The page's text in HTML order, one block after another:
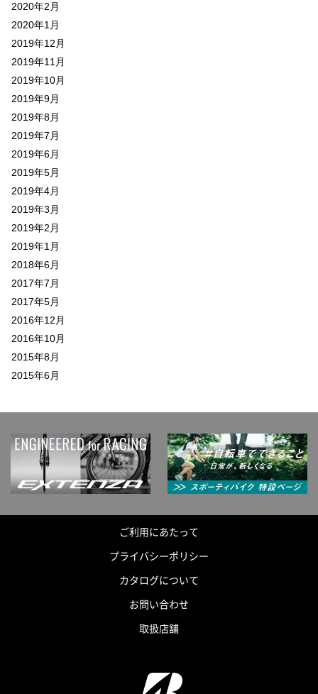
2020年2月
2020年1月
2019年12月
2019年11月
2019年10月
2019年9月
2019年8月
2019年7月
2019年6月
2019年5月
2019年4月
2019年3月
2019年2月
2019年1月
2018年6月
2017年7月
2017年5月
2016年12月
2016年10月
2015年8月
2015年6月
ご利用にあたって
プライバシーポリシー
カタログについて
お問い合わせ
取扱店舗